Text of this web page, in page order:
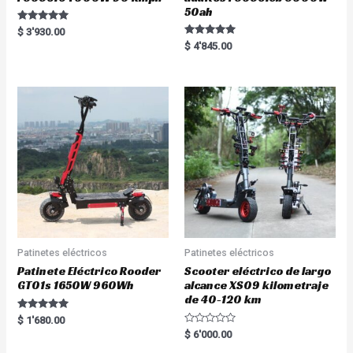
Rated
5.00
$ 3'930.00
50ah
Rated
5.00
$ 4'845.00
Patinetes eléctricos
Patinete Eléctrico Rooder
GT01s 1650W 960Wh
Rated
5.00
$ 1'680.00
Patinetes eléctricos
Scooter eléctrico de largo
alcance XS09 kilometraje
de 40-120 km
R
a
$ 6'000.00